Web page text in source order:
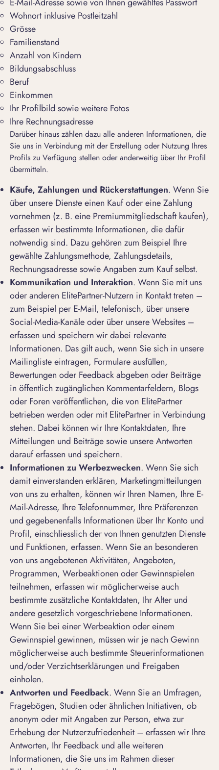
E-Mail-Adresse sowie von Ihnen gewähltes Passwort
Wohnort inklusive Postleitzahl
Grösse
Familienstand
Anzahl von Kindern
Bildungsabschluss
Beruf
Einkommen
Ihr Profilbild sowie weitere Fotos
Ihre Rechnungsadresse
Darüber hinaus zählen dazu alle anderen Informationen, die
Sie uns in Verbindung mit der Erstellung oder Nutzung Ihres
Profils zu Verfügung stellen oder anderweitig über Ihr Profil
übermitteln.
Käufe, Zahlungen und Rückerstattungen. Wenn Sie
über unsere Dienste einen Kauf oder eine Zahlung
vornehmen (z. B. eine Premiummitgliedschaft kaufen),
erfassen wir bestimmte Informationen, die dafür
notwendig sind. Dazu gehören zum Beispiel Ihre
gewählte Zahlungsmethode, Zahlungsdetails,
Rechnungsadresse sowie Angaben zum Kauf selbst.
Kommunikation und Interaktion. Wenn Sie mit uns
oder anderen ElitePartner-Nutzern in Kontakt treten –
zum Beispiel per E-Mail, telefonisch, über unsere
Social-Media-Kanäle oder über unsere Websites –
erfassen und speichern wir dabei relevante
Informationen. Das gilt auch, wenn Sie sich in unsere
Mailingliste eintragen, Formulare ausfüllen,
Bewertungen oder Feedback abgeben oder Beiträge
in öffentlich zugänglichen Kommentarfeldern, Blogs
oder Foren veröffentlichen, die von ElitePartner
betrieben werden oder mit ElitePartner in Verbindung
stehen. Dabei können wir Ihre Kontaktdaten, Ihre
Mitteilungen und Beiträge sowie unsere Antworten
darauf erfassen und speichern.
Informationen zu Werbezwecken. Wenn Sie sich
damit einverstanden erklären, Marketingmitteilungen
von uns zu erhalten, können wir Ihren Namen, Ihre E-
Mail-Adresse, Ihre Telefonnummer, Ihre Präferenzen
und gegebenenfalls Informationen über Ihr Konto und
Profil, einschliesslich der von Ihnen genutzten Dienste
und Funktionen, erfassen. Wenn Sie an besonderen
von uns angebotenen Aktivitäten, Angeboten,
Programmen, Werbeaktionen oder Gewinnspielen
teilnehmen, erfassen wir möglicherweise auch
bestimmte zusätzliche Kontaktdaten, Ihr Alter und
andere gesetzlich vorgeschriebene Informationen.
Wenn Sie bei einer Werbeaktion oder einem
Gewinnspiel gewinnen, müssen wir je nach Gewinn
möglicherweise auch bestimmte Steuerinformationen
und/oder Verzichtserklärungen und Freigaben
einholen.
Antworten und Feedback. Wenn Sie an Umfragen,
Fragebögen, Studien oder ähnlichen Initiativen, ob
anonym oder mit Angaben zur Person, etwa zur
Erhebung der Nutzerzufriedenheit – erfassen wir Ihre
Antworten, Ihr Feedback und alle weiteren
Informationen, die Sie uns im Rahmen dieser